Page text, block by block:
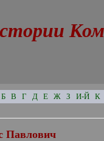
Б В Г Д Е Ж З И-Й К
Павлович